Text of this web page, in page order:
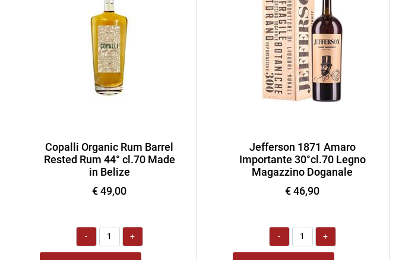
Copalli Organic Rum Barrel
Rested Rum 44° cl.70 Made
in Belize
€ 49,00
Quantità
Jefferson 1871 Amaro
Importante 30°cl.70 Legno
Magazzino Doganale
€ 46,90
Quantità